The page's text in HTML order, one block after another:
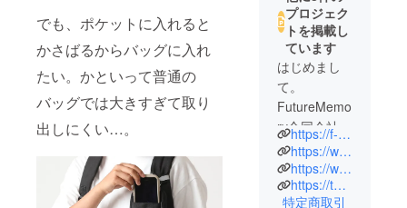
でも、ポケットに入れると
かさばるからバッグに入れ
たい。かといって普通の
バッグでは大きすぎて取り
出しにくい…。
プロジェク
トを掲載し
ています
はじめまし
て。
FutureMemo
ry合同会社で
す。
Future
Memory（未
https://f-memory.com/
https://www.facebook.com/FutureMemory.LLC
https://www.instagram.com/futurememory2019/?hl=ja
https://twitter.com/FutureMemoryLLC
特定商取引